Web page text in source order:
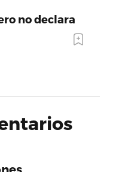
no declara